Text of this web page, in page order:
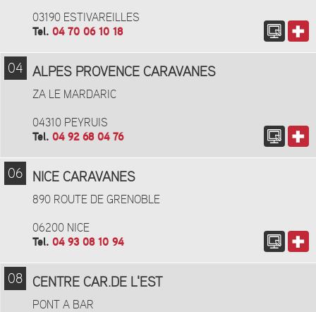
03190 ESTIVAREILLES
Tel. 04 70 06 10 18
04 ALPES PROVENCE CARAVANES
ZA LE MARDARIC
04310 PEYRUIS
Tel. 04 92 68 04 76
06 NICE CARAVANES
890 ROUTE DE GRENOBLE
06200 NICE
Tel. 04 93 08 10 94
08 CENTRE CAR.DE L'EST
PONT A BAR